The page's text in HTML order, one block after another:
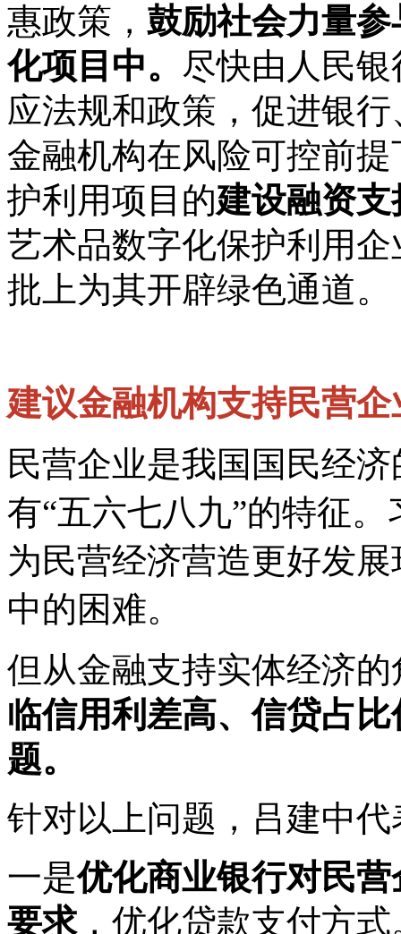
惠政策， 鼓励社会力量
化项目中。 尽快由人民
应法规和政策，促进银
金融机构在风险可控前
护利用项目的建设融资支
艺术品数字化保护利用
批上为其开辟绿色通道。
建议金融机构支持民营企
民营企业是我国国民经
有“五六七八九”的特征
为民营经济营造更好发
中的困难。
但从金融支持实体经济
临信用利差高、信贷占
题。
针对以上问题，吕建中代
一是优化商业银行对民营
要求，优化贷款支付方式